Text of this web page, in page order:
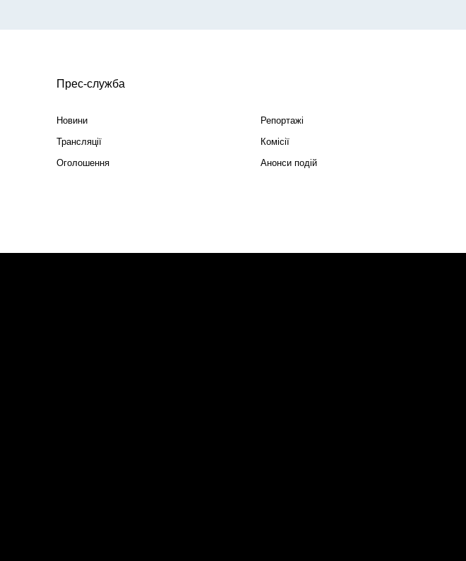
Прес-служба
Новини
Репортажі
Трансляції
Комісії
Оголошення
Анонси подій